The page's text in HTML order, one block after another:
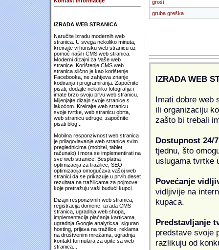
IZRADA WEB STRANICA
Naručite izradu modernih web
stranica. U svega nekoliko minuta,
kreirajte vrhunsku web stranicu uz
pomoć naših CMS web stranica.
Moderni dizajni za Vaše web
stranice. Korištenje CMS web
stranica slično je kao korištenje
Facebooka, ne zahtjeva znanje
kodiranja i programiranja. Započnite
pisati, dodajte nekoliko fotografija i
imate brzo svoju prvu web stranicu.
Mijenjajte dizajn svoje stranice s
lakoćom. Kreirajte web stranicu
svoje tvrtke, web stranicu obrta,
web stranicu udruge, započnite
pisati blog...
Mobilna responzivnost web stranica
je prilagođavanje web stranice svim
preglednicima (mobitel, tablet,
računalo) i mora se implementirati na
sve web stranice. Besplatna
optimizacija za tražilice; SEO
optimizacija omogućava vašoj web
stranici da se prikazuje u prvih deset
rezultata na tražilicama za pojmove
koje pretražuju vaši budući kupci.
Dizajn responzivnih web stranica,
registracija domene, izrada CMS
stranica, ugradnja web shopa,
implementacija plaćanja karticama,
ugradnja Google analyticsa, siguran
hosting, prijava na tražilice, reklama
na društvenim mrežama, ugradnja
kontakt formulara za upite sa web
stranica...
groši
gruba greška
IZRADA WEB
Imati dobre web
ili organizaciju
zašto bi trebali
Dostupnost 24/7
tjednu, što
uslugama tvrtke
Povećanje
vidljivije na
kupaca.
Predstavljanje
predstave svoje
razlikuju od